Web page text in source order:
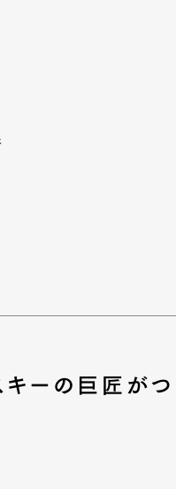
キーの巨匠が